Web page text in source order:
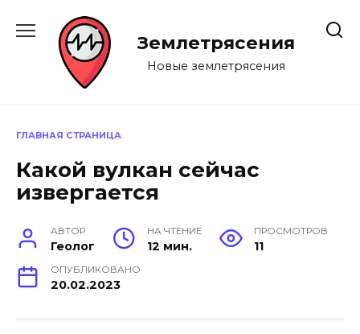
содержанию
Землетрясения
Новые землетрясения
ГЛАВНАЯ СТРАНИЦА
Какой вулкан сейчас
извергается
АВТОР
Геолог
НА ЧТЕНИЕ
12 мин.
ПРОСМОТРОВ
11
ОПУБЛИКОВАНО
20.02.2023